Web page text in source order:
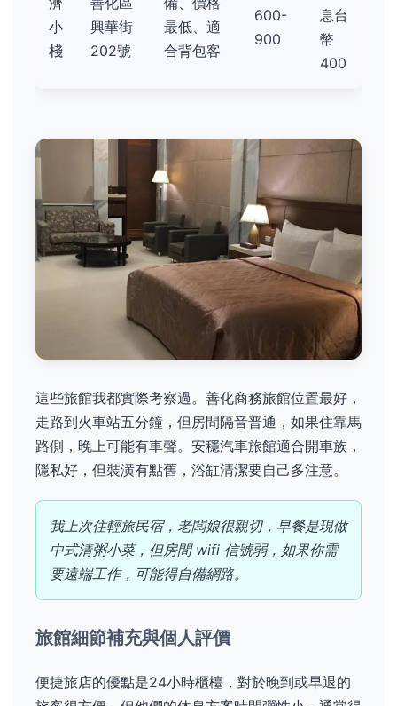
小
棧
興華街
202號
最低、適
合背包客
600-
900
息台
幣
400
這些旅館我都實際考察過。善化商務旅館位置最好，
走路到火車站五分鐘，但房間隔音普通，如果住靠馬
路側，晚上可能有車聲。安穩汽車旅館適合開車族，
隱私好，但裝潢有點舊，浴缸清潔要自己多注意。
我上次住輕旅民宿，老闆娘很親切，早餐是現做
中式清粥小菜，但房間 wifi 信號弱，如果你需
要遠端工作，可能得自備網路。
旅館細節補充與個人評價
便捷旅店的優點是24小時櫃檯，對於晚到或早退的